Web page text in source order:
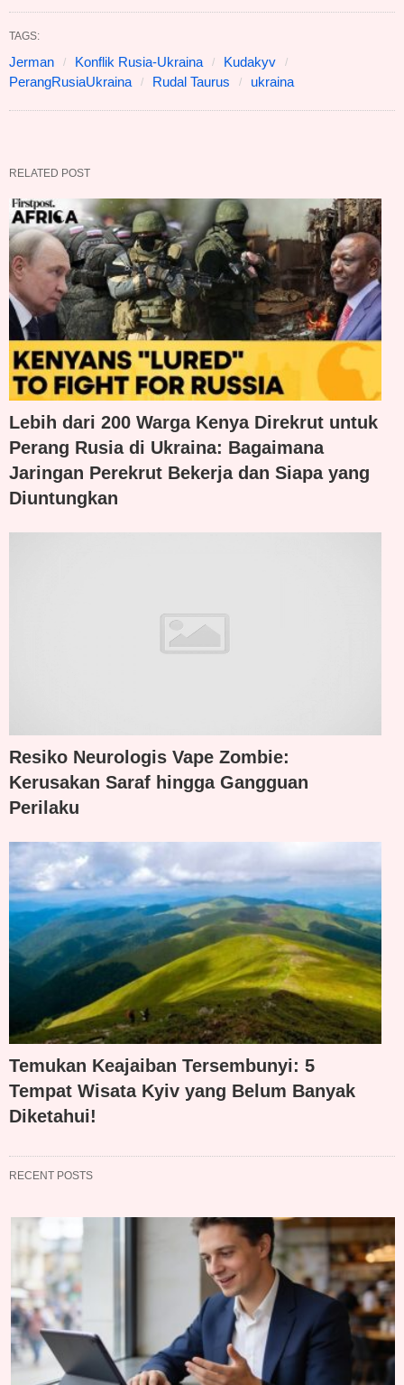
TAGS:
Jerman Konflik Rusia-Ukraina
Kudakyv
PerangRusiaUkraina
Rudal Taurus ukraina
RELATED POST
Lebih dari 200 Warga Kenya Direkrut untuk
Perang Rusia di Ukraina: Bagaimana
Jaringan Perekrut Bekerja dan Siapa yang
Diuntungkan
Resiko Neurologis Vape Zombie:
Kerusakan Saraf hingga Gangguan
Perilaku
Temukan Keajaiban Tersembunyi: 5
Tempat Wisata Kyiv yang Belum Banyak
Diketahui!
RECENT POSTS